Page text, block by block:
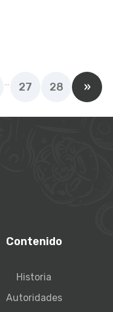
... 27 28 »
Contenido
Historia
Autoridades